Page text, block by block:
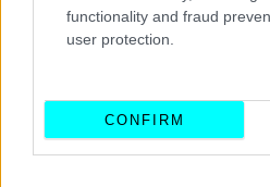
functionality and fraud
user protection.
CONFIRM
επιλογές εξατομίκευσης. Σε
χρώματα, τα υλικά και οι
βάση τις επιλογές αυτές, και ο
το οδηγήσει δοκιμαστικά, πριν